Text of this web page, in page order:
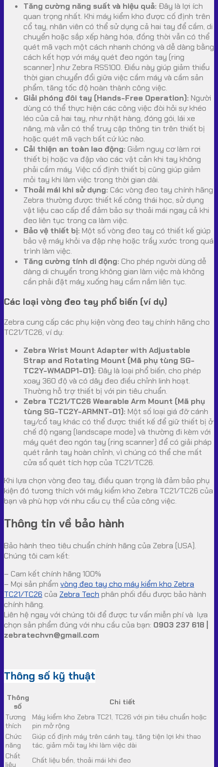
Tăng cường năng suất và hiệu quả: Đây là lợi ích
quan trọng nhất. Khi máy kiểm kho được cố định trên
cổ tay, nhân viên có thể sử dụng cả hai tay để cầm, di
chuyển hoặc sắp xếp hàng hóa, đồng thời vẫn có thể
quét mã vạch một cách nhanh chóng và dễ dàng bằng
cách kết hợp với máy quét đeo ngón tay (ring
scanner) như Zebra RS5100. Điều này giúp giảm thiểu
thời gian chuyển đổi giữa việc cầm máy và cầm sản
phẩm, tăng tốc độ hoàn thành công việc.
Giải phóng đôi tay (Hands-Free Operation): Người
dùng có thể thực hiện các công việc đòi hỏi sự khéo
léo của cả hai tay, như nhặt hàng, đóng gói, lái xe
nâng, mà vẫn có thể truy cập thông tin trên thiết bị
hoặc quét mã vạch bất cứ lúc nào.
Cải thiện an toàn lao động: Giảm nguy cơ làm rơi
thiết bị hoặc va đập vào các vật cản khi tay không
phải cầm máy. Việc cố định thiết bị cũng giúp giảm
mỏi tay khi làm việc trong thời gian dài.
Thoải mái khi sử dụng: Các vòng đeo tay chính hãng
Zebra thường được thiết kế công thái học, sử dụng
vật liệu cao cấp để đảm bảo sự thoải mái ngay cả khi
đeo liên tục trong ca làm việc.
Bảo vệ thiết bị: Một số vòng đeo tay có thiết kế giúp
bảo vệ máy khỏi va đập nhẹ hoặc trầy xước trong quá
trình làm việc.
Tăng cường tính di động: Cho phép người dùng dễ
dàng di chuyển trong không gian làm việc mà không
cần phải đặt máy xuống hay cầm nắm liên tục.
Các loại vòng đeo tay phổ biến (ví dụ)
Zebra cung cấp các phụ kiện vòng đeo tay chính hãng cho
TC21/TC26, ví dụ:
Zebra Wrist Mount Adapter with Adjustable
Strap and Rotating Mount (Mã phụ tùng SG-
TC2Y-WMADP1-01): Đây là loại phổ biến, cho phép
xoay 360 độ và có dây đeo điều chỉnh linh hoạt.
Thường hỗ trợ thiết bị với pin tiêu chuẩn.
Zebra TC21/TC26 Wearable Arm Mount (Mã phụ
tùng SG-TC2Y-ARMNT-01): Một số loại giá đỡ cánh
tay/cổ tay khác có thể được thiết kế để giữ thiết bị ở
chế độ ngang (landscape mode) và thường đi kèm với
máy quét đeo ngón tay (ring scanner) để có giải pháp
quét rảnh tay hoàn chỉnh, vì chúng có thể che mất
cửa sổ quét tích hợp của TC21/TC26.
Khi lựa chọn vòng đeo tay, điều quan trọng là đảm bảo phụ
kiện đó tương thích với máy kiểm kho Zebra TC21/TC26 của
bạn và phù hợp với nhu cầu cụ thể của công việc.
Thông tin về bảo hành
Bảo hành theo tiêu chuẩn chính hãng của Zebra (USA).
Chúng tôi cam kết:
– Cam kết chính hãng 100%
– Mọi sản phẩm vòng đeo tay cho máy kiểm kho Zebra
TC21/TC26 của Zebra Tech phân phối đều được bảo hành
chính hãng.
Liên hệ ngay với chúng tôi để được tư vấn miễn phí và lựa
chọn sản phẩm đúng với nhu cầu của bạn: 0903 237 618 |
zebratechvn@gmail.com
Thông số kỹ thuật
Thông
số
Chi tiết
Tương
thích
Máy kiểm kho Zebra TC21, TC26 với pin tiêu chuẩn hoặc
pin mở rộng
Chức
năng
Giúp cố định máy trên cánh tay, tăng tiện lợi khi thao
tác, giảm mỏi tay khi làm việc dài
Chất
liệu
Chất liệu bền, thoải mái khi đeo